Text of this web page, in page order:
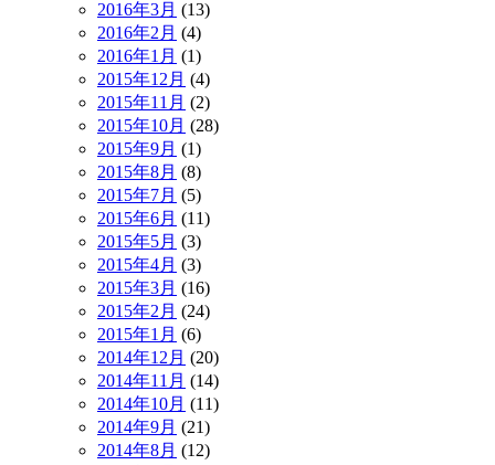
2016年3月 (13)
2016年2月 (4)
2016年1月 (1)
2015年12月 (4)
2015年11月 (2)
2015年10月 (28)
2015年9月 (1)
2015年8月 (8)
2015年7月 (5)
2015年6月 (11)
2015年5月 (3)
2015年4月 (3)
2015年3月 (16)
2015年2月 (24)
2015年1月 (6)
2014年12月 (20)
2014年11月 (14)
2014年10月 (11)
2014年9月 (21)
2014年8月 (12)